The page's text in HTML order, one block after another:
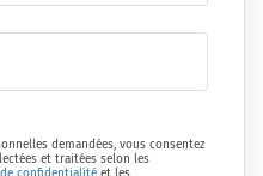
demandées, vous consentez
et traitées selon les
confidentialité et les